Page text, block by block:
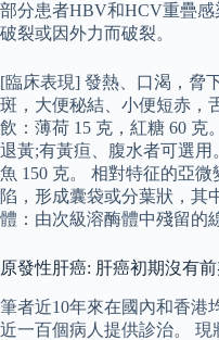
部分患者HBV和HCV重疊
破裂或因外力而破裂。
[臨床表現] 發熱、口渴，脅
斑，大便秘結、小便短赤，
飲：薄荷 15 克，紅糖 60 克
退黃;有黃疸、腹水者可選用
魚 150 克。 相對特征的亞
陷，形成囊袋或分葉狀，
體：由次級溶酶體中殘留的
原發性肝癌: 肝癌初期沒有
筆者近10年來在國內和香港
近一百個病人提供診治。